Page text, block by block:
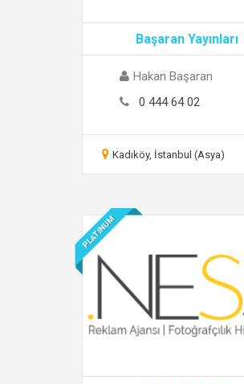
Başaran Yayınları
Hakan Başaran
0 444 64 02
Kadıköy, İstanbul (Asya)
PLATINUM